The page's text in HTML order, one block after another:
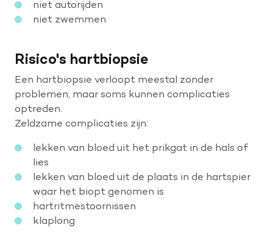
niet autorijden
niet zwemmen
Risico's hartbiopsie
Een hartbiopsie verloopt meestal zonder
problemen, maar soms kunnen complicaties
optreden.
Zeldzame complicaties zijn:
lekken van bloed uit het prikgat in de hals of
lies
lekken van bloed uit de plaats in de hartspier
waar het biopt genomen is
hartritmestoornissen
klaplong